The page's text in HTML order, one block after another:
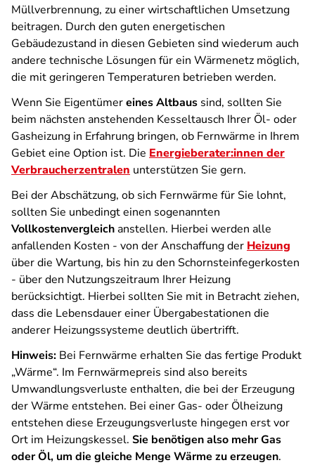
Müllverbrennung, zu einer wirtschaftlichen Umsetzung
beitragen. Durch den guten energetischen
Gebäudezustand in diesen Gebieten sind wiederum auch
andere technische Lösungen für ein Wärmenetz möglich,
die mit geringeren Temperaturen betrieben werden.
Wenn Sie Eigentümereines Altbaus sind, sollten Sie
beim nächsten anstehenden Kesseltausch Ihrer Öl- oder
Gasheizung in Erfahrung bringen, ob Fernwärme in Ihrem
Gebiet eine Option ist. Die Energieberater:innen der
Verbraucherzentralen unterstützen Sie gern.
Bei der Abschätzung, ob sich Fernwärme für Sie lohnt,
sollten Sie unbedingt einen sogenannten
Vollkostenvergleichanstellen. Hierbei werden alle
anfallenden Kosten - von der Anschaffung der Heizung
über die Wartung, bis hin zu den Schornsteinfegerkosten
- über den Nutzungszeitraum Ihrer Heizung
berücksichtigt. Hierbei sollten Sie mit in Betracht ziehen,
dass die Lebensdauer einer Übergabestationen die
anderer Heizungssysteme deutlich übertrifft.
Hinweis: Bei Fernwärme erhalten Sie das fertige Produkt
„Wärme“. Im Fernwärmepreis sind also bereits
Umwandlungsverluste enthalten, die bei der Erzeugung
der Wärme entstehen. Bei einer Gas- oder Ölheizung
entstehen diese Erzeugungsverluste hingegen erst vor
Ort im Heizungskessel. Sie benötigen also mehr Gas
oder Öl, um die gleiche Menge Wärme zu erzeugen.